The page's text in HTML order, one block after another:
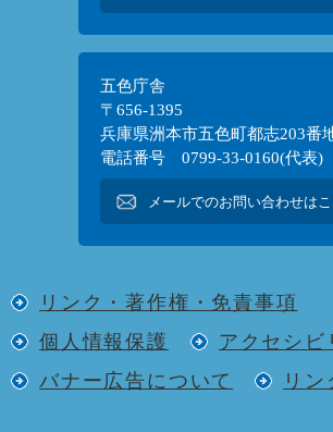
五色庁舎
〒656-1395
兵庫県洲本市五色町都志203番
電話番号 0799-33-0160(代表)
メールでのお問い合わせは
リンク・著作権・免責事項
個人情報保護
アクセシビ
バナー広告について
リン